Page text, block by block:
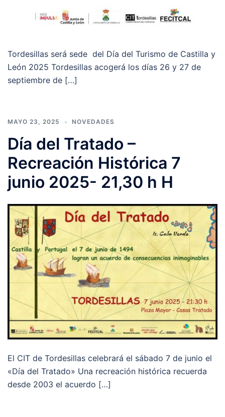
Tordesillas será sede del Día del Turismo de Castilla y
León 2025 Tordesillas acogerá los días 26 y 27 de
septiembre de […]
MAYO 23, 2025 NOVEDADES
Día del Tratado –
Recreación Histórica 7
junio 2025- 21,30 h H
El CIT de Tordesillas celebrará el sábado 7 de junio el
«Día del Tratado» Una recreación histórica recuerda
desde 2003 el acuerdo […]